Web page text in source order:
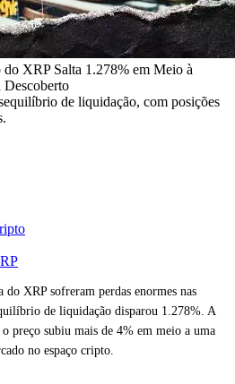
XRP Salta 1.278% em Meio à
Descoberto
de liquidação, com posições
do XRP sofreram perdas enormes nas
de liquidação disparou 1.278%. A
preço subiu mais de 4% em meio a uma
no espaço cripto.